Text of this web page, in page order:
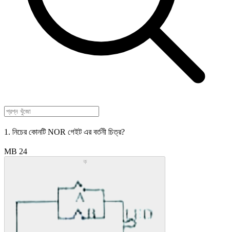
1. নিচের কোনটি NOR গেইট এর বর্তনী চিত্র?
MB 24
ক